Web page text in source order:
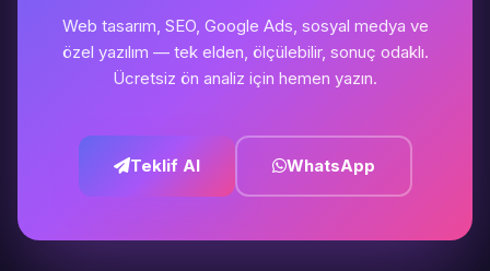
Web tasarım, SEO, Google Ads, sosyal medya ve
özel yazılım — tek elden, ölçülebilir, sonuç odaklı.
Ücretsiz ön analiz için hemen yazın.
Teklif Al WhatsApp